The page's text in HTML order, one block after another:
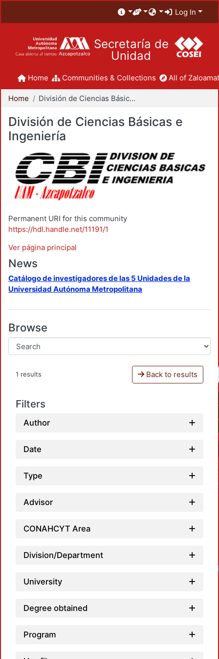
Log In
Secretaría de
Unidad
Home Communities & Collections All of
Home División de Ciencias Básicas e Ingeniería
División de Ciencias Básicas e
Ingeniería
Permanent URI for this community
https://hdl.handle.net/11191/1
Ver página principal
News
Catálogo de investigadores de las 5 Unidades de la
Universidad Autónoma Metropolitana
Browse
1 results Back to results
Filters
Author
Date
Type
Advisor
CONAHCYT Area
Division/Department
University
Degree obtained
Program